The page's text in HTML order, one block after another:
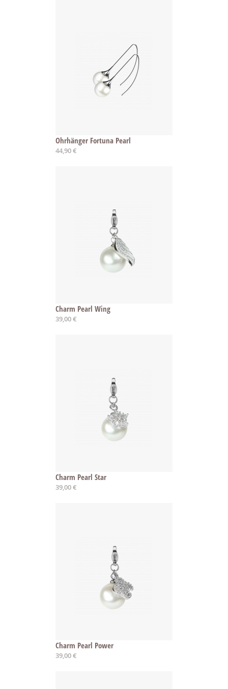
Ohrhänger Fortuna Pearl
44,90 €
Charm Pearl Wing
39,00 €
Charm Pearl Star
39,00 €
Charm Pearl Power
39,00 €